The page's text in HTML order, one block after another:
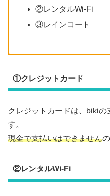
②レンタルWi-Fi
③レインコート
①クレジットカード
クレジットカードは、biki
す。
現金で支払いはできません
②レンタルWi-Fi